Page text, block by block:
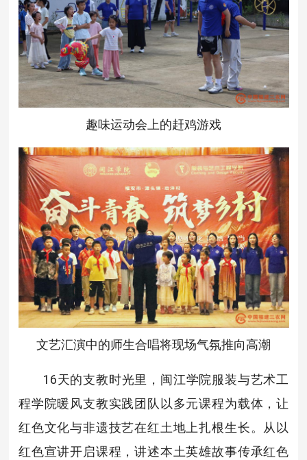
趣味运动会上的赶鸡游戏
文艺汇演中的师生合唱将现场气氛推向高潮
16天的支教时光里，闽江学院服装与艺术工
程学院暖风支教实践团队以多元课程为载体，让
红色文化与非遗技艺在红土地上扎根生长。从以
红色宣讲开启课程，讲述本土英雄故事传承红色